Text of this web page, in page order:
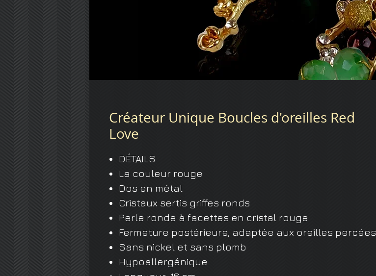
Créateur Unique Boucles d'oreilles Red
Love
DÉTAILS
La couleur rouge
Dos en métal
Cristaux sertis griffes ronds
Perle ronde à facettes en cristal rouge
Fermeture postérieure, adaptée aux oreilles percées
Sans nickel et sans plomb
Hypoallergénique